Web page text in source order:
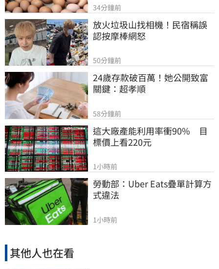
34分鐘前
放火垃圾山找相機！民宿稱誤
認按摩棒網怒
50分鐘前
24歲存款破百萬！她公開致富
關鍵：超孝順
58分鐘前
這大廠產能利用率衝90%　目
標價上看220元
1小時前
勞動部：Uber Eats疊單計算方
式違法
1小時前
其他人也在看